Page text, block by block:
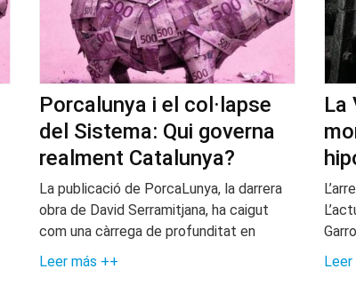
Porcalunya i el col·lapse
del Sistema: Qui governa
realment Catalunya?
La publicació de PorcaLunya, la darrera
obra de David Serramitjana, ha caigut
com una càrrega de profunditat en
Leer más ++
La